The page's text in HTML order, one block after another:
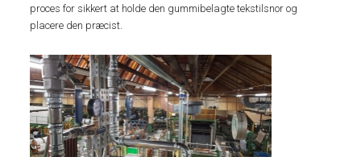
proces for sikkert at holde den gummibelagte tekstilsnor og
placere den præcist.